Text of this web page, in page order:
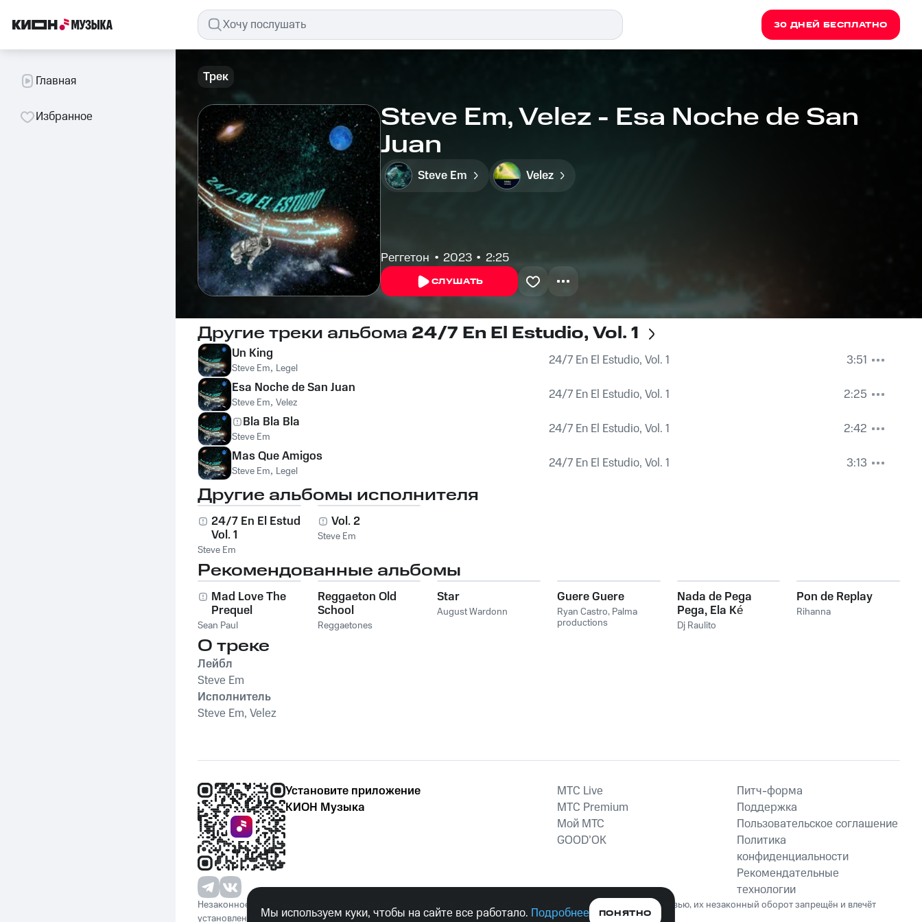
30 ДНЕЙ БЕСПЛАТНО
Главная
Избранное
Трек
Steve Em, Velez - Esa Noche de San
Juan
Steve Em Velez
Реггетон 2023 2:25
СЛУШАТЬ
Другие треки альбома 24/7 En El Estudio, Vol. 1
Un King
Steve Em, Legel 24/7 En El Estudio, Vol. 1
3:51
Esa Noche de San Juan
Steve Em, Velez 24/7 En El Estudio, Vol. 1
2:25
Bla Bla Bla
Steve Em 24/7 En El Estudio, Vol. 1
2:42
Mas Que Amigos
Steve Em, Legel 24/7 En El Estudio, Vol. 1 3:13
Другие альбомы исполнителя
24/7 En El Estudio,
Vol. 1
Steve Em
Vol. 2
Steve Em
Рекомендованные альбомы
Mad Love The
Prequel
Sean Paul
Reggaeton Old
School
Reggaetones
Star
August Wardonn
Guere Guere
Ryan Castro, Palma
productions
Nada de Pega
Pega, Ela Ké
Cavucadinha
Dj Raulito
Pon de Replay
Rihanna
О треке
Лейбл
Steve Em
Исполнитель
Steve Em, Velez
Установите приложение
КИОН Музыка
MTС Live
MTС Premium
Мой МТС
GOOD’OK
Питч-форма
Поддержка
Пользовательское соглашение
Политика
конфиденциальности
Рекомендательные
технологии
Незаконное потребление наркотических средств, психотропных веществ, их аналогов причиняет вред здоровью, их незаконный оборот запрещён и влечёт
установленную законодательством ответственность.
Мы используем куки, чтобы на сайте все работало. Подробнее ПОНЯТНО